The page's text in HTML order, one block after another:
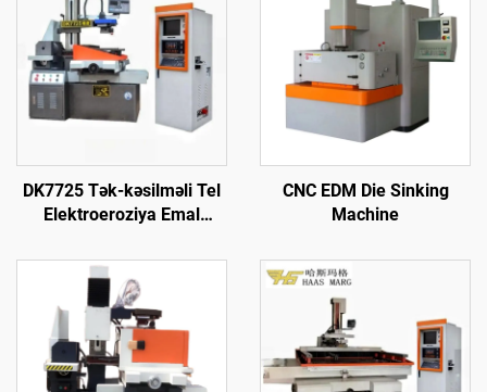
DK7725 Tək-kəsilməli Tel
Elektroeroziya Emal
CNC EDM Die Sinking
Machine